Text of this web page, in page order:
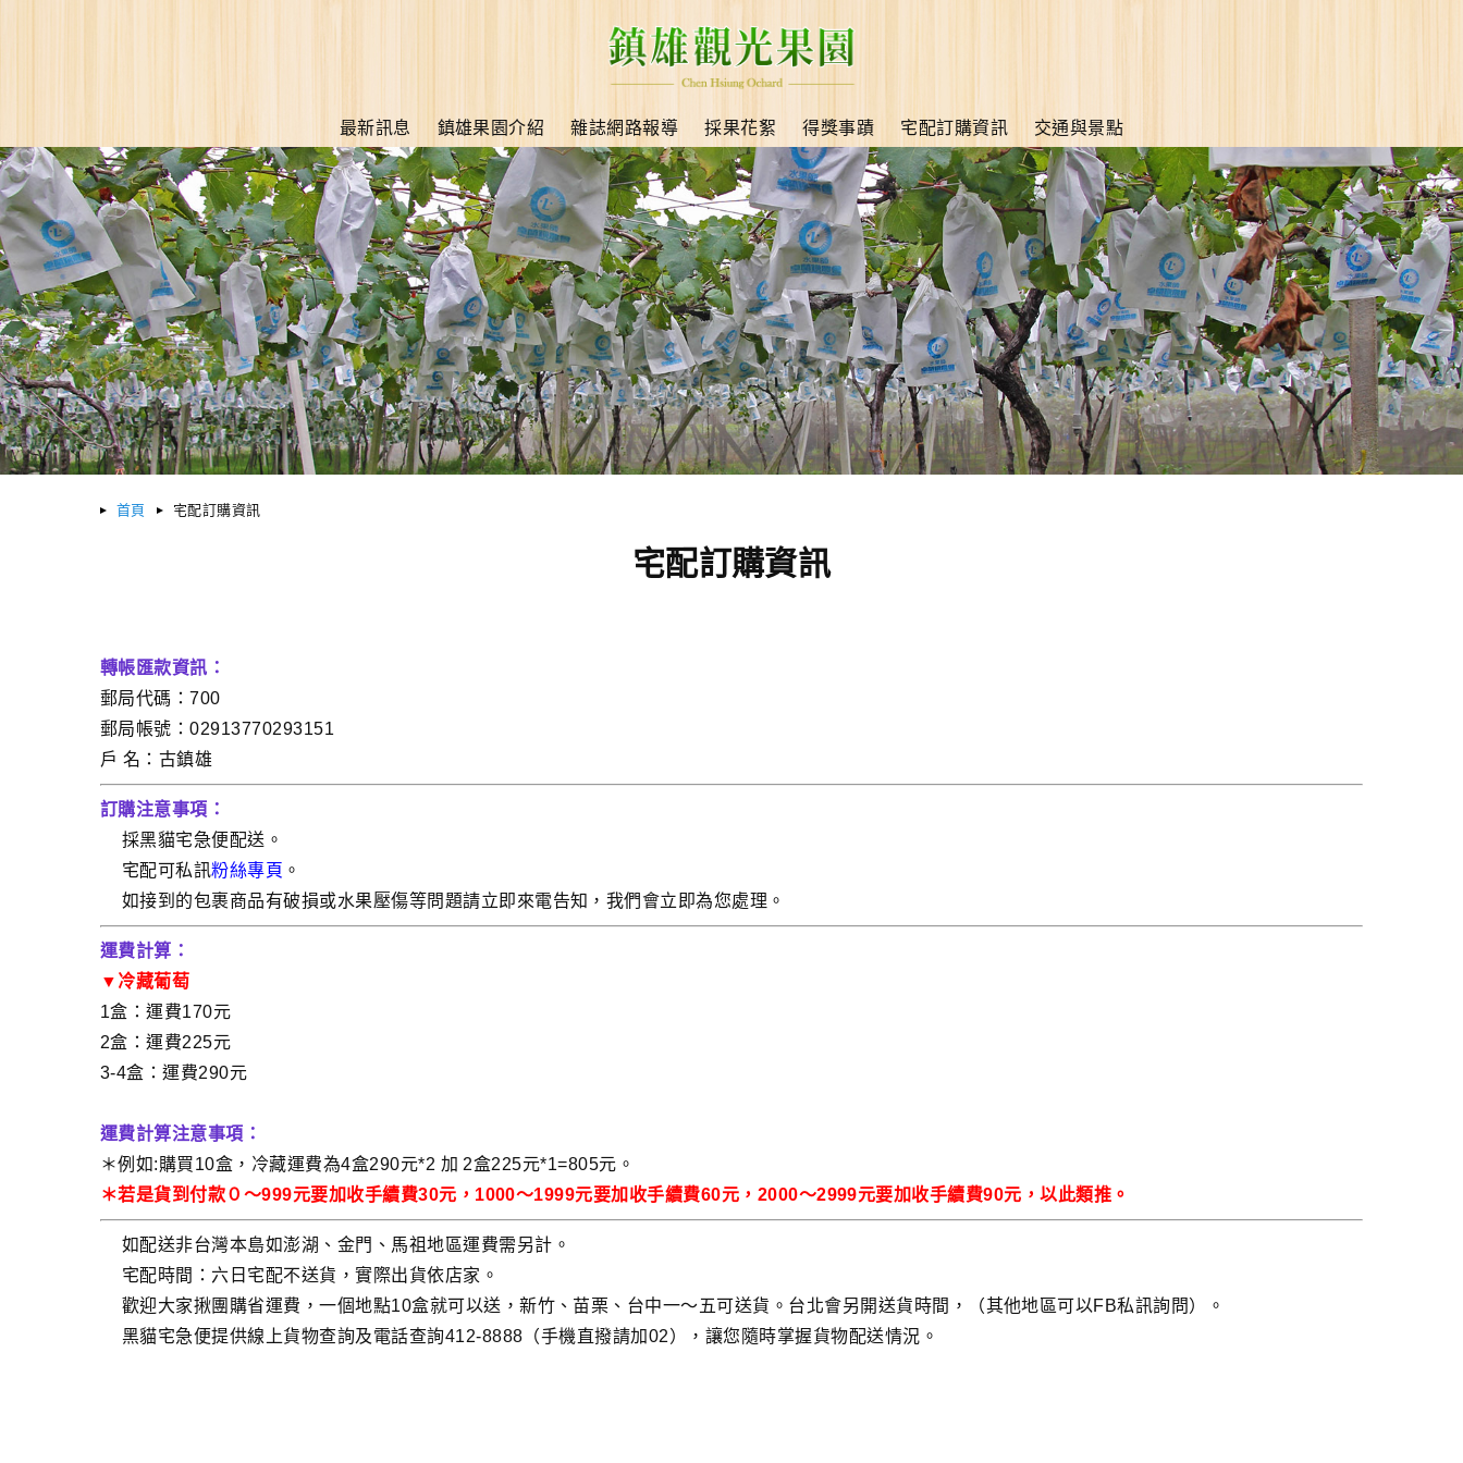
最新訊息 鎮雄果園介紹 雜誌網路報導 採果花絮 得獎事蹟 宅配訂購資訊 交通與景點
首頁 宅配訂購資訊
宅配訂購資訊
轉帳匯款資訊：
郵局代碼：700
郵局帳號：02913770293151
戶 名：古鎮雄
訂購注意事項：
採黑貓宅急便配送。
宅配可私訊粉絲專頁 。
如接到的包裹商品有破損或水果壓傷等問題請立即來電告知，我們會立即為您處理。
運費計算：
▼冷藏葡萄
1盒：運費170元
2盒：運費225元
3-4盒：運費290元
運費計算注意事項：
＊例如:購買10盒，冷藏運費為4盒290元*2 加 2盒225元*1=805元。
＊若是貨到付款０～999元要加收手續費30元，1000～1999元要加收手續費60元，2000～2999元要加收手續費90元，以此類推。
如配送非台灣本島如澎湖、金門、馬祖地區運費需另計。
宅配時間：六日宅配不送貨，實際出貨依店家。
歡迎大家揪團購省運費，一個地點10盒就可以送，新竹、苗栗、台中一～五可送貨。台北會另開送貨時間，（其他地區可以FB私訊詢問）。
黑貓宅急便提供線上貨物查詢及電話查詢412-8888（手機直撥請加02），讓您隨時掌握貨物配送情況。